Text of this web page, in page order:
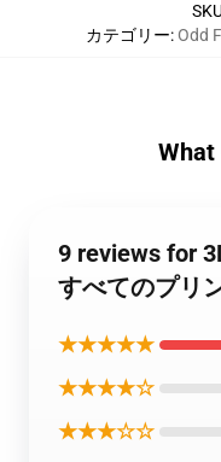
カテゴリー:Odd
What
9 reviews for
すべてのプリ
★★★★★
★★★★☆
★★★☆☆